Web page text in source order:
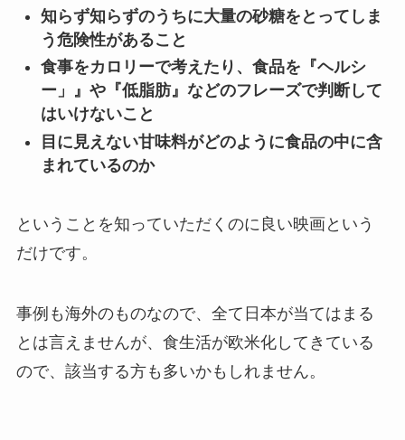
知らず知らずのうちに大量の砂糖をとってしま
う危険性があること
食事をカロリーで考えたり、食品を『ヘルシ
ー」』や『低脂肪』などのフレーズで判断して
はいけないこと
目に見えない甘味料がどのように食品の中に含
まれているのか
ということを知っていただくのに良い映画という
だけです。
事例も海外のものなので、全て日本が当てはまる
とは言えませんが、食生活が欧米化してきている
ので、該当する方も多いかもしれません。